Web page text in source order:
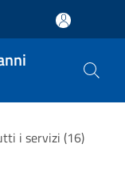
i servizi (16)